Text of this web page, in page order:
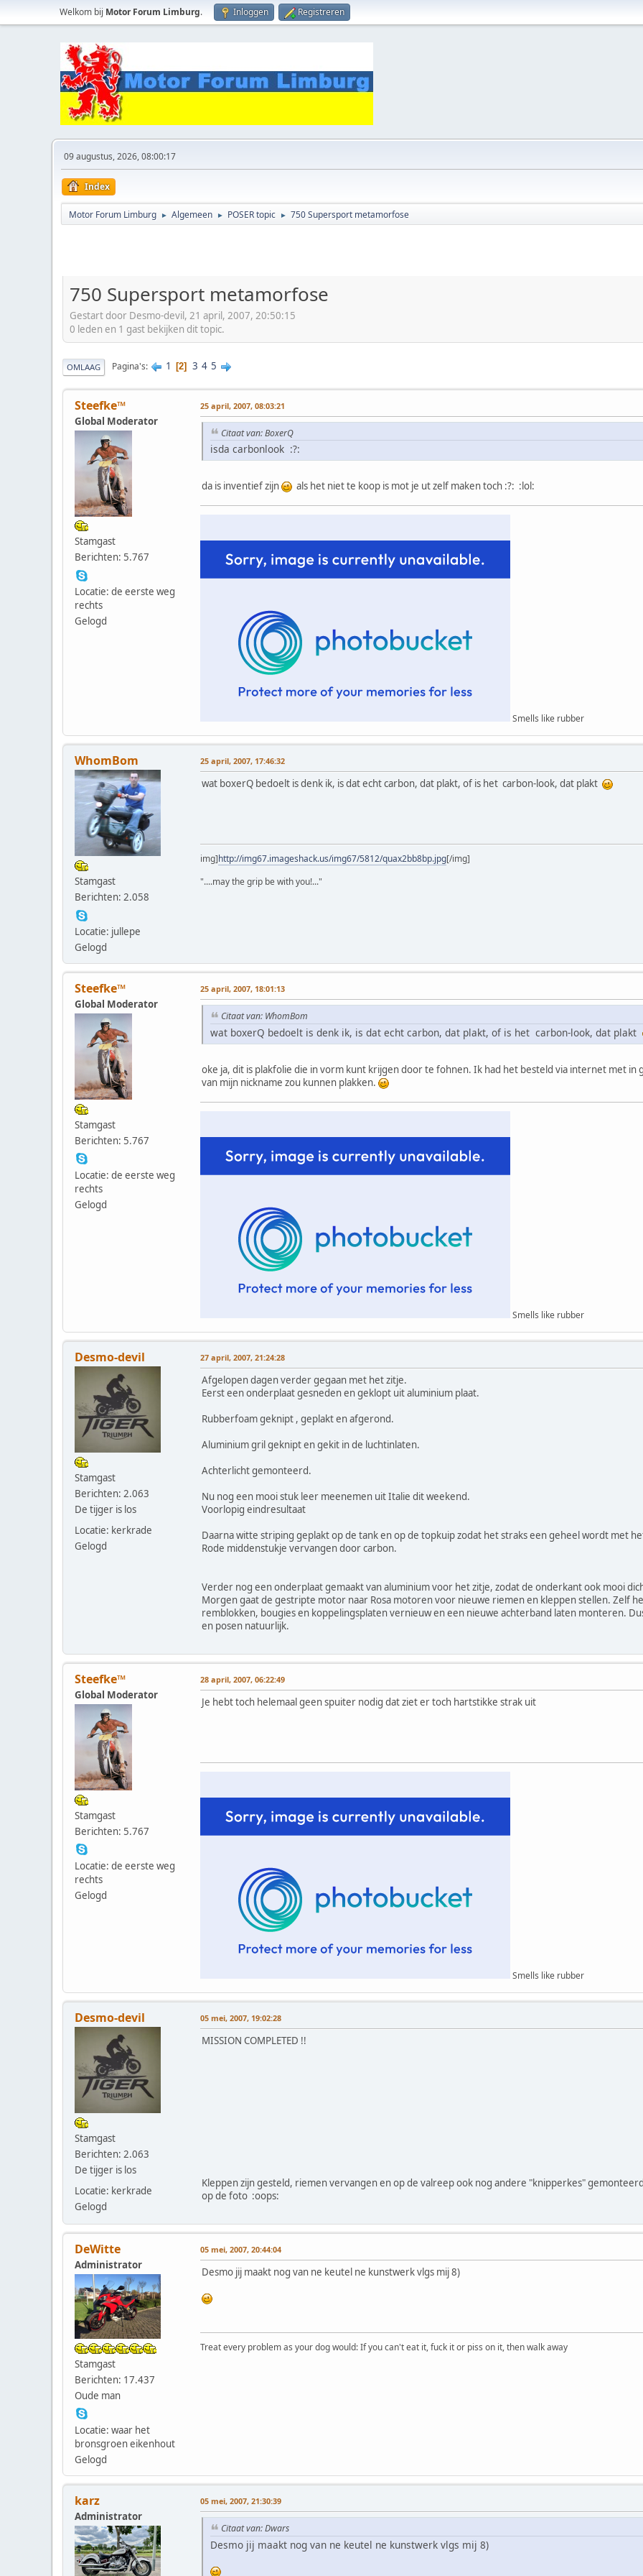
Welkom bij Motor Forum Limburg. Inloggen Registreren
09 augustus, 2026, 08:00:17
Index
Motor Forum Limburg ► Algemeen ► POSER topic ► 750 Supersport metamorfose
750 Supersport metamorfose
Gestart door Desmo-devil, 21 april, 2007, 20:50:15
0 leden en 1 gast bekijken dit topic.
OMLAAG Pagina's 1 2 3 4 5
Steefke™
Global Moderator
Stamgast
Berichten: 5.767
Locatie: de eerste weg
rechts
Gelogd
25 april, 2007, 08:03:21
Citaat van: BoxerQ
isda carbonlook :?:
da is inventief zijn als het niet te koop is mot je ut zelf maken toch :?: :lol:
Smells like rubber
WhomBom
Stamgast
Berichten: 2.058
Locatie: jullepe
Gelogd
25 april, 2007, 17:46:32
wat boxerQ bedoelt is denk ik, is dat echt carbon, dat plakt, of is het carbon-look, dat plakt
img]http://img67.imageshack.us/img67/5812/quax2bb8bp.jpg[/img]
"....may the grip be with you!..."
Steefke™
Global Moderator
Stamgast
Berichten: 5.767
Locatie: de eerste weg
rechts
Gelogd
25 april, 2007, 18:01:13
Citaat van: WhomBom
wat boxerQ bedoelt is denk ik, is dat echt carbon, dat plakt, of is het carbon-look, dat plakt
oke ja, dit is plakfolie die in vorm kunt krijgen door te fohnen. Ik had het besteld via internet met in
van mijn nickname zou kunnen plakken.
Smells like rubber
Desmo-devil
Stamgast
Berichten: 2.063
De tijger is los
Locatie: kerkrade
Gelogd
27 april, 2007, 21:24:28
Afgelopen dagen verder gegaan met het zitje.
Eerst een onderplaat gesneden en geklopt uit aluminium plaat.
Rubberfoam geknipt , geplakt en afgerond.
Aluminium gril geknipt en gekit in de luchtinlaten.
Achterlicht gemonteerd.
Nu nog een mooi stuk leer meenemen uit Italie dit weekend.
Voorlopig eindresultaat
Daarna witte striping geplakt op de tank en op de topkuip zodat het straks een geheel wordt met
Rode middenstukje vervangen door carbon.
Verder nog een onderplaat gemaakt van aluminium voor het zitje, zodat de onderkant ook mooi
Morgen gaat de gestripte motor naar Rosa motoren voor nieuwe riemen en kleppen stellen. Zelf
remblokken, bougies en koppelingsplaten vernieuw en een nieuwe achterband laten monteren.
en posen natuurlijk.
Steefke™
Global Moderator
Stamgast
Berichten: 5.767
Locatie: de eerste weg
rechts
Gelogd
28 april, 2007, 06:22:49
Je hebt toch helemaal geen spuiter nodig dat ziet er toch hartstikke strak uit
Smells like rubber
Desmo-devil
Stamgast
Berichten: 2.063
De tijger is los
Locatie: kerkrade
Gelogd
05 mei, 2007, 19:02:28
MISSION COMPLETED !!
Kleppen zijn gesteld, riemen vervangen en op de valreep ook nog andere "knipperkes"
op de foto :oops:
DeWitte
Administrator
Stamgast
Berichten: 17.437
Oude man
Locatie: waar het
bronsgroen eikenhout
Gelogd
05 mei, 2007, 20:44:04
Desmo jij maakt nog van ne keutel ne kunstwerk vlgs mij 8)
Treat every problem as your dog would: If you can't eat it, fuck it or piss on it, then walk away
karz
Administrator
05 mei, 2007, 21:30:39
Citaat van: Dwars
Desmo jij maakt nog van ne keutel ne kunstwerk vlgs mij 8)